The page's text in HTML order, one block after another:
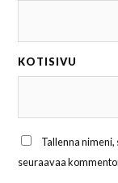
KOTISIVU
Tallenna
seuraavaa